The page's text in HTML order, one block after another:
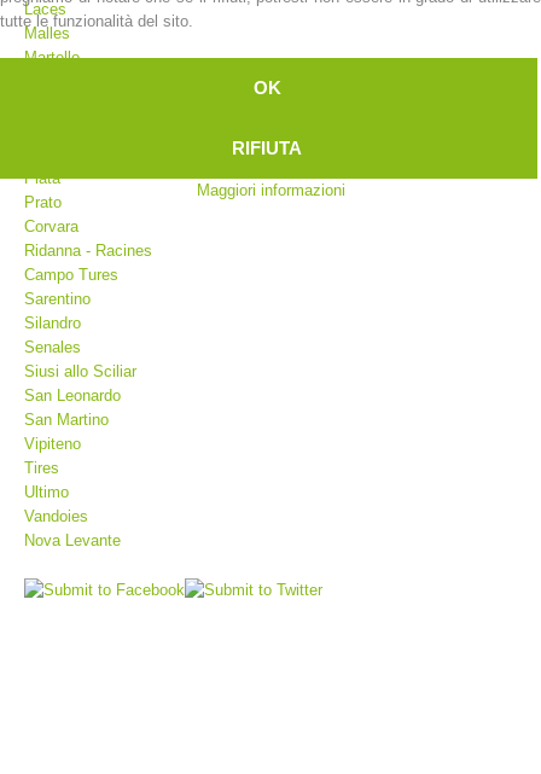
Stazioni del soccorso alpino
Laces
Malles
Martello
Plata
Prato
Corvara
Ridanna - Racines
Campo Tures
Sarentino
Silandro
Senales
Siusi allo Sciliar
San Leonardo
San Martino
Vipiteno
Tires
Ultimo
Vandoies
Nova Levante
tutte le funzionalità del sito.
OK
RIFIUTA
Maggiori informazioni